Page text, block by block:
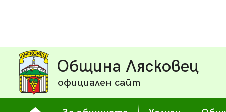
Община Лясковец
официален сайт